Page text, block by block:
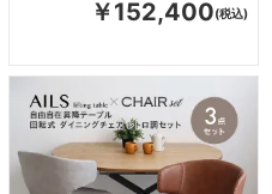
￥152,400